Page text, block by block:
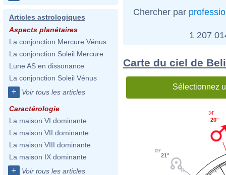
Articles astrologiques
Aspects planétaires
La conjonction Mercure Vénus
La conjonction Soleil Mercure
Lune AS en dissonance
La conjonction Soleil Vénus
+ Voir tous les articles
Caractérologie
La maison VI dominante
La maison VII dominante
La maison VIII dominante
La maison IX dominante
+ Voir tous les articles
Chercher par
1 207
Carte du ciel de
Sélectionnez
20°
34'
21°
09'